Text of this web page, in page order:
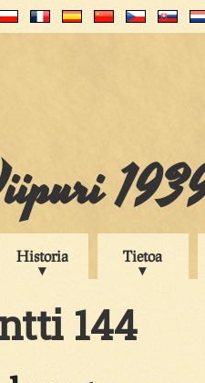
Historia Tietoa
144